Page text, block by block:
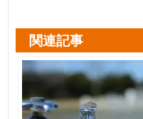
関連記事